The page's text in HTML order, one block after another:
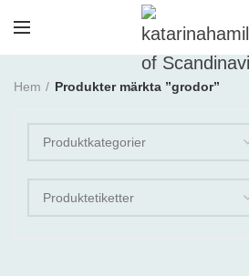
Hem Produkter märkta ”grodor”